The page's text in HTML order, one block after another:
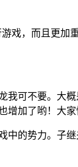
戏，而且更加
我可不要。大
加了哟！大家
的势力。子继